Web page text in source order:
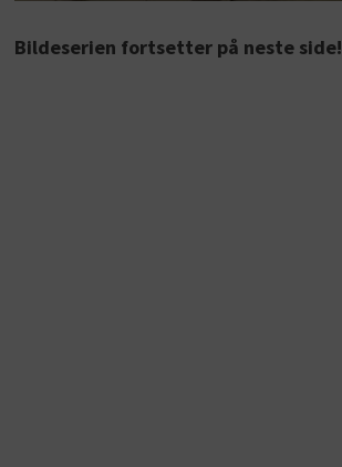
Bildeserien fortsetter på neste side!